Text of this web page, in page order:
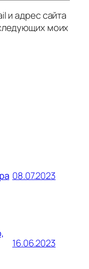
и адрес сайта
моих
08.07.2023
16.06.2023